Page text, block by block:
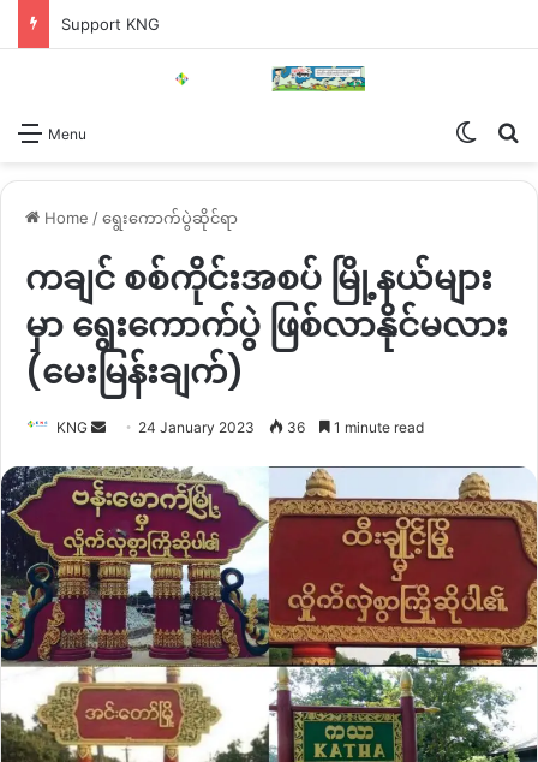
Support KNG
Menu
Home /ရွေးကောက်ပွဲဆိုင်ရာ
ကချင် စစ်ကိုင်းအစပ် မြို့နယ်များ
မှာ ရွေးကောက်ပွဲ ဖြစ်လာနိုင်မလား
(မေးမြန်းချက်)
KNG
Send
email
24 January 2023 36 1 minute read